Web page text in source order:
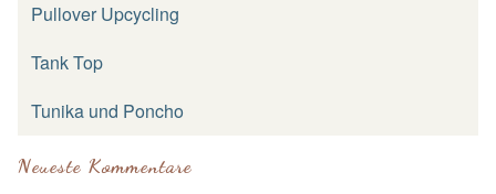
Pullover Upcycling
Tank Top
Tunika und Poncho
Neueste Kommentare